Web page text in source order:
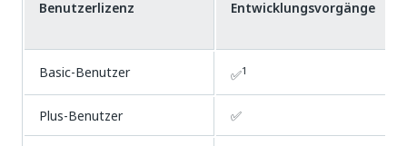
Benutzerlizenz Entwicklungsvorgänge
Basic-Benutzer ✅1
Plus-Benutzer ✅